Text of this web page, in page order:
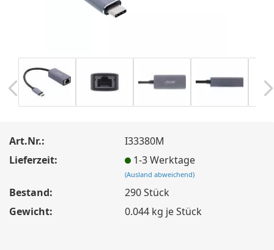
Art.Nr.:
I33380M
Lieferzeit:
1-3 Werktage
(Ausland abweichend)
Bestand: 290Stück
Gewicht:
0.044 kg je Stück